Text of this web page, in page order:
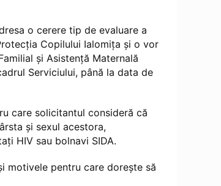
o cerere tip de evaluare a
Copilului Ialomița şi o vor
și Asistență Maternală
Serviciului, până la data de
care solicitantul consideră că
şi sexul acestora,
HIV sau bolnavi SIDA.
motivele pentru care doreşte să